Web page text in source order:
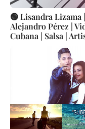
🟢 Lisandra Lizama
Alejandro Pérez |
Cubana | Salsa |